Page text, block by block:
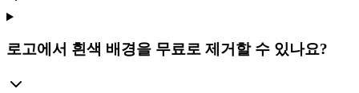
로고에서 흰색 배경을 무료로 제거할 수 있나요?